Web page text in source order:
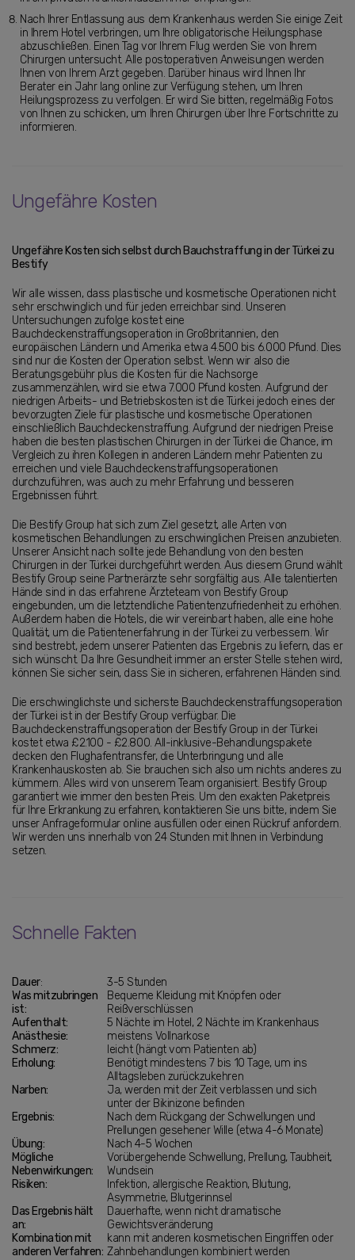
Nach Ihrer Entlassung aus dem Krankenhaus werden Sie einige Zeit
in Ihrem Hotel verbringen, um Ihre obligatorische Heilungsphase
abzuschließen. Einen Tag vor Ihrem Flug werden Sie von Ihrem
Chirurgen untersucht. Alle postoperativen Anweisungen werden
Ihnen von Ihrem Arzt gegeben. Darüber hinaus wird Ihnen Ihr
Berater ein Jahr lang online zur Verfügung stehen, um Ihren
Heilungsprozess zu verfolgen. Er wird Sie bitten, regelmäßig Fotos
von Ihnen zu schicken, um Ihren Chirurgen über Ihre Fortschritte zu
informieren.
Ungefähre Kosten
Ungefähre Kosten sich selbst durch Bauchstraffung in der Türkei zu
Bestify
Wir alle wissen, dass plastische und kosmetische Operationen nicht
sehr erschwinglich und für jeden erreichbar sind. Unseren
Untersuchungen zufolge kostet eine
Bauchdeckenstraffungsoperation in Großbritannien, den
europäischen Ländern und Amerika etwa 4.500 bis 6.000 Pfund. Dies
sind nur die Kosten der Operation selbst. Wenn wir also die
Beratungsgebühr plus die Kosten für die Nachsorge
zusammenzählen, wird sie etwa 7.000 Pfund kosten. Aufgrund der
niedrigen Arbeits- und Betriebskosten ist die Türkei jedoch eines der
bevorzugten Ziele für plastische und kosmetische Operationen
einschließlich Bauchdeckenstraffung. Aufgrund der niedrigen Preise
haben die besten plastischen Chirurgen in der Türkei die Chance, im
Vergleich zu ihren Kollegen in anderen Ländern mehr Patienten zu
erreichen und viele Bauchdeckenstraffungsoperationen
durchzuführen, was auch zu mehr Erfahrung und besseren
Ergebnissen führt.
Die Bestify Group hat sich zum Ziel gesetzt, alle Arten von
kosmetischen Behandlungen zu erschwinglichen Preisen anzubieten.
Unserer Ansicht nach sollte jede Behandlung von den besten
Chirurgen in der Türkei durchgeführt werden. Aus diesem Grund wählt
Bestify Group seine Partnerärzte sehr sorgfältig aus. Alle talentierten
Hände sind in das erfahrene Ärzteteam von Bestify Group
eingebunden, um die letztendliche Patientenzufriedenheit zu erhöhen.
Außerdem haben die Hotels, die wir vereinbart haben, alle eine hohe
Qualität, um die Patientenerfahrung in der Türkei zu verbessern. Wir
sind bestrebt, jedem unserer Patienten das Ergebnis zu liefern, das er
sich wünscht. Da Ihre Gesundheit immer an erster Stelle stehen wird,
können Sie sicher sein, dass Sie in sicheren, erfahrenen Händen sind.
Die erschwinglichste und sicherste Bauchdeckenstraffungsoperation
der Türkei ist in der Bestify Group verfügbar. Die
Bauchdeckenstraffungsoperation der Bestify Group in der Türkei
kostet etwa £2.100 - £2.800. All-inklusive-Behandlungspakete
decken den Flughafentransfer, die Unterbringung und alle
Krankenhauskosten ab. Sie brauchen sich also um nichts anderes zu
kümmern. Alles wird von unserem Team organisiert. Bestify Group
garantiert wie immer den besten Preis. Um den exakten Paketpreis
für Ihre Erkrankung zu erfahren, kontaktieren Sie uns bitte, indem Sie
unser Anfrageformular online ausfüllen oder einen Rückruf anfordern.
Wir werden uns innerhalb von 24 Stunden mit Ihnen in Verbindung
setzen.
Schnelle Fakten
Dauer:
3-5 Stunden
Was mitzubringen
ist:
Bequeme Kleidung mit Knöpfen oder
Reißverschlüssen
Aufenthalt:
5 Nächte im Hotel, 2 Nächte im Krankenhaus
Anästhesie:
meistens Vollnarkose
Schmerz:
leicht (hängt vom Patienten ab)
Erholung:
Benötigt mindestens 7 bis 10 Tage, um ins
Alltagsleben zurückzukehren
Narben:
Ja, werden mit der Zeit verblassen und sich
unter der Bikinizone befinden
Ergebnis:
Nach dem Rückgang der Schwellungen und
Prellungen gesehener Wille (etwa 4-6 Monate)
Übung:
Nach 4-5 Wochen
Mögliche
Nebenwirkungen:
Vorübergehende Schwellung, Prellung, Taubheit,
Wundsein
Risiken:
Infektion, allergische Reaktion, Blutung,
Asymmetrie, Blutgerinnsel
Das Ergebnis hält
an:
Dauerhafte, wenn nicht dramatische
Gewichtsveränderung
Kombination mit
anderen Verfahren:
kann mit anderen kosmetischen Eingriffen oder
Zahnbehandlungen kombiniert werden